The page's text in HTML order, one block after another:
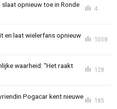
opnieuw toe in Ronde
4
en laat wielerfans opnieuw
1058
waarheid: "Het raakt
128
Pogacar kent nieuwe
185